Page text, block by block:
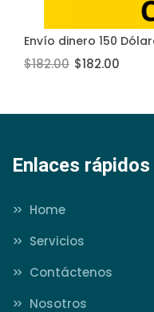
Añadir al carrito
Envío dinero 150
$182.00 $182.00
Enlaces rápidos
>>
Home
>>
Servicios
>>
Contáctenos
>>
Nosotros